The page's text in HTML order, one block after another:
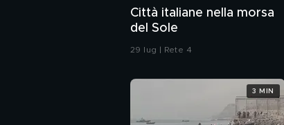
Città italiane nella morsa
del Sole
29 lug | Rete 4
3 MIN